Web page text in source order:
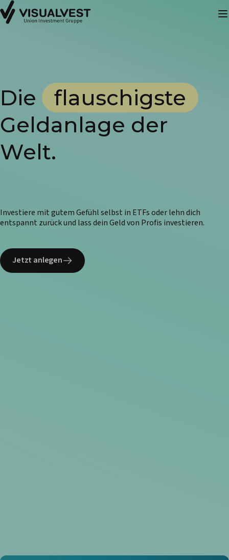
Die
flauschigste
Geldanlage der
Welt.
Investiere mit gutem Gefühl selbst in ETFs oder lehn dich
entspannt zurück und lass dein Geld von Profis investieren.
Jetzt anlegen